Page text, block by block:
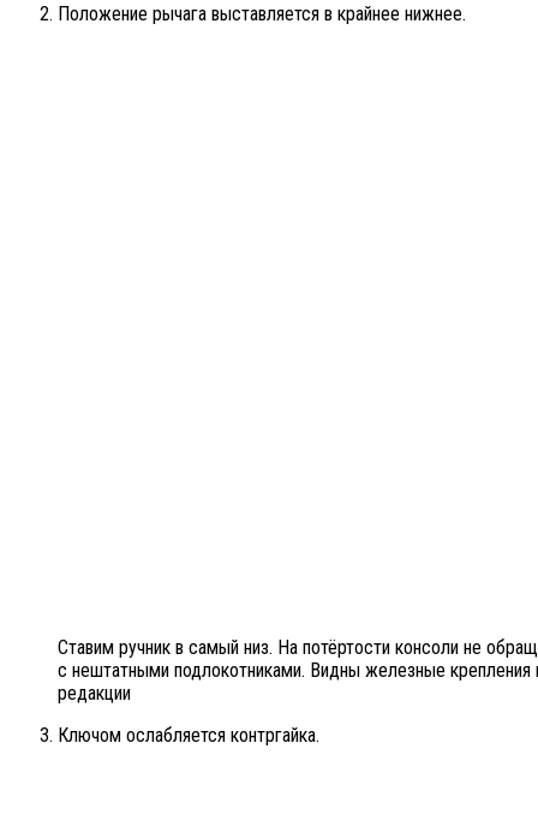
Положение рычага выставляется в крайнее нижнее.
Ставим ручник в самый низ. На потёртости консоли не
с нештатными подлокотниками. Видны железные крепления
редакции
Ключом ослабляется контргайка.